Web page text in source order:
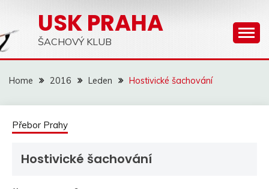
content
USK PRAHA
ŠACHOVÝ KLUB
Home 2016 Leden Hostivické šachování
Přebor Prahy
Hostivické šachování